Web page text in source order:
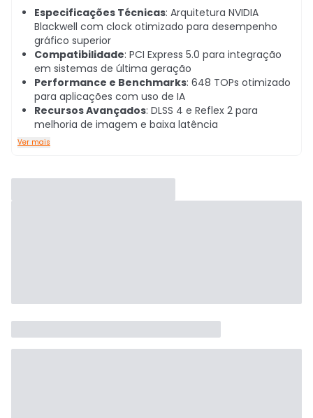
Especificações Técnicas: Arquitetura NVIDIA
Blackwell com clock otimizado para desempenho
gráfico superior
Compatibilidade: PCI Express 5.0 para integração
em sistemas de última geração
Performance e Benchmarks: 648 TOPs otimizado
para aplicações com uso de IA
Recursos Avançados: DLSS 4 e Reflex 2 para
melhoria de imagem e baixa latência
Ver mais